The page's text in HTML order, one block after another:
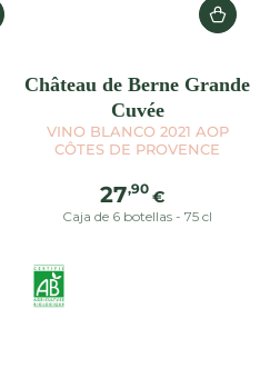
Château de Berne Grande
Cuvée
VINO BLANCO 2021 AOP
CÔTES DE PROVENCE
Precio
regular
27,90 €
Caja de 6 botellas - 75 cl